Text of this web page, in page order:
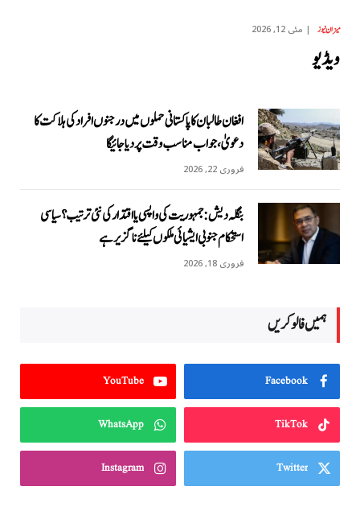
میزان نیوز مئی 12, 2026
ویڈیو
افغان طالبان کا پاکستانی حملوں میں درجنوں افراد کی ہلاکت کا
دعویٰ، جواب مناسب وقت پر دیا جائیگا
فروری 22, 2026
بنگلہ دیش: جمہوریت کی واپسی یا اقتدار کی نئی ترتیب؟ سیاسی
استحکام جنوبی ایشیائی ملکوں کیلئے ناگزیر ہے
فروری 18, 2026
ہمیں فالو کریں
Facebook
YouTube
TikTok
WhatsApp
Twitter
Instagram